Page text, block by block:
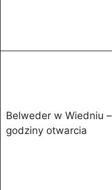
Belweder w Wiedniu –
godziny otwarcia